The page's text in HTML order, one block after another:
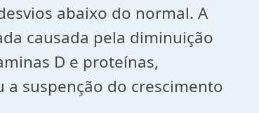
abaixo do normal. A
causada pela diminuição
D e proteínas,
suspenção do crescimento